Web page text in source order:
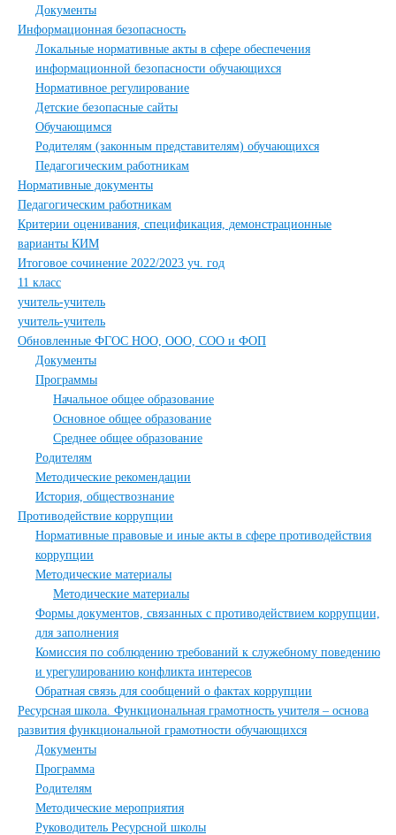
Документы
Информационная безопасность
Локальные нормативные акты в сфере обеспечения
информационной безопасности обучающихся
Нормативное регулирование
Детские безопасные сайты
Обучающимся
Родителям (законным представителям) обучающихся
Педагогическим работникам
Нормативные документы
Педагогическим работникам
Критерии оценивания, спецификация, демонстрационные
варианты КИМ
Итоговое сочинение 2022/2023 уч. год
11 класс
учитель-учитель
учитель-учитель
Обновленные ФГОС НОО, ООО, СОО и ФОП
Документы
Программы
Начальное общее образование
Основное общее образование
Среднее общее образование
Родителям
Методические рекомендации
История, обществознание
Противодействие коррупции
Нормативные правовые и иные акты в сфере противодействия
коррупции
Методические материалы
Методические материалы
Формы документов, связанных с противодействием коррупции,
для заполнения
Комиссия по соблюдению требований к служебному поведению
и урегулированию конфликта интересов
Обратная связь для сообщений о фактах коррупции
Ресурсная школа. Функциональная грамотность учителя – основа
развития функциональной грамотности обучающихся
Документы
Программа
Родителям
Методические мероприятия
Руководитель Ресурсной школы